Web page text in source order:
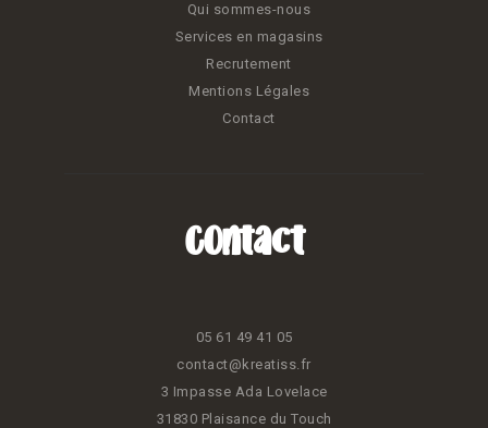
Qui sommes-nous
Services en magasins
Recrutement
Mentions Légales
Contact
Contact
05 61 49 41 05
contact@kreatiss.fr
3 Impasse Ada Lovelace
31830 Plaisance du Touch